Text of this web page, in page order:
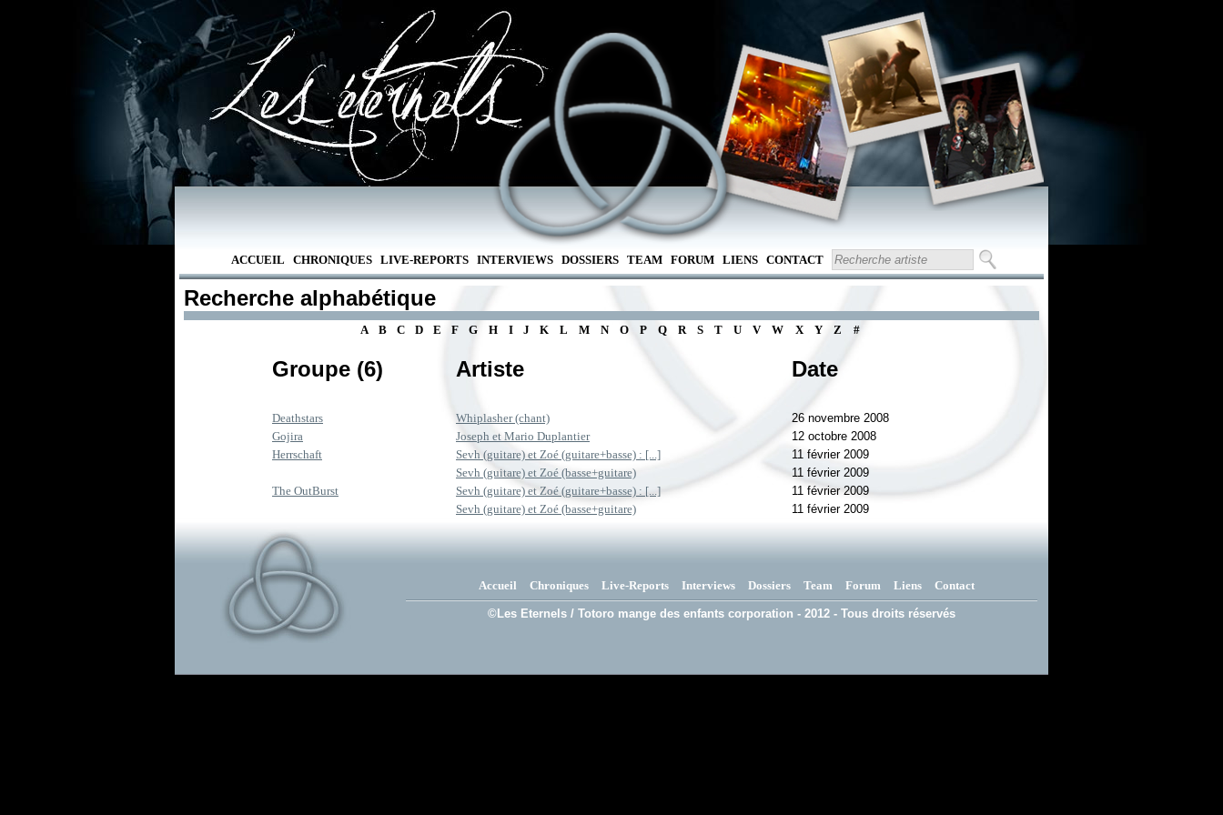
ACCUEIL CHRONIQUES LIVE-REPORTS INTERVIEWS DOSSIERS TEAM FORUM LIENS CONTACT
Recherche alphabétique
A B C D E F G H I J K L M N O P Q R S T U V W X Y Z #
Groupe (6) Artiste Date
Deathstars Whiplasher (chant)
26 novembre 2008
Gojira
Joseph et Mario Duplantier
12 octobre 2008
Herrschaft
Sevh (guitare) et Zoé (guitare+basse) : [...]
11 février 2009
Sevh (guitare) et Zoé (basse+guitare)
11 février 2009
The OutBurst
Sevh (guitare) et Zoé (guitare+basse) : [...]
11 février 2009
Sevh (guitare) et Zoé (basse+guitare)
11 février 2009
Accueil Chroniques Live-Reports Interviews Dossiers Team Forum Liens Contact
©Les Eternels / Totoro mange des enfants corporation - 2012 - Tous droits réservés